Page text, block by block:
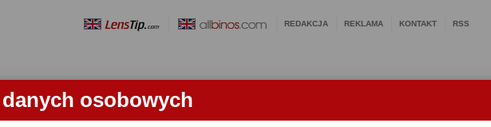
osobowych
REDAKCJA REKLAMA KONTAKT RSS
OBIEKTYWY LORNETKI